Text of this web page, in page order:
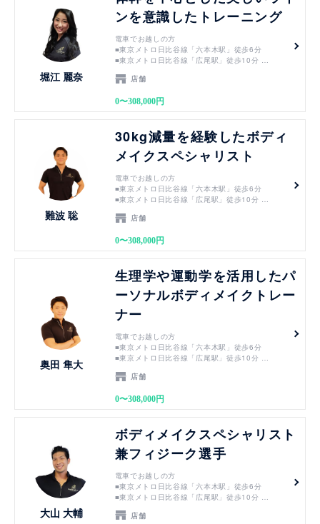
30秒
堀江 麗奈
ンを意識したトレーニング
電車でお越しの方
■東京メトロ日比谷線「六本木駅」徒歩6分
■東京メトロ日比谷線「広尾駅」徒歩10分
■都営地下鉄大江戸線「六本木駅」徒歩15分
バスでお越しの方
■「新橋駅」都営バス01系統 渋谷行き19分⇒徒歩
店舗
0〜308,000円
難波 聡
30kg減量を経験したボディ
メイクスペシャリスト
電車でお越しの方
■東京メトロ日比谷線「六本木駅」徒歩6分
■東京メトロ日比谷線「広尾駅」徒歩10分
■都営地下鉄大江戸線「六本木駅」徒歩15分
バスでお越しの方
■「新橋駅」都営バス01系統 渋谷行き19分⇒徒歩
30秒
店舗
0〜308,000円
奥田 隼大
生理学や運動学を活用したパ
ーソナルボディメイクトレー
ナー
電車でお越しの方
■東京メトロ日比谷線「六本木駅」徒歩6分
■東京メトロ日比谷線「広尾駅」徒歩10分
■都営地下鉄大江戸線「六本木駅」徒歩15分
バスでお越しの方
■「新橋駅」都営バス01系統 渋谷行き19分⇒徒歩
30秒
店舗
0〜308,000円
大山 大輔
ボディメイクスペシャリスト
兼フィジーク選手
電車でお越しの方
■東京メトロ日比谷線「六本木駅」徒歩6分
■東京メトロ日比谷線「広尾駅」徒歩10分
■都営地下鉄大江戸線「六本木駅」徒歩15分
店舗